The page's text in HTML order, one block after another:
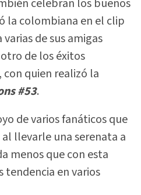
celebran los buenos
la colombiana en el clip
de sus amigas
de los éxitos
, con quien realizó la
#53.
de varios fanáticos que
llevarle una serenata a
menos que con esta
tendencia en varios